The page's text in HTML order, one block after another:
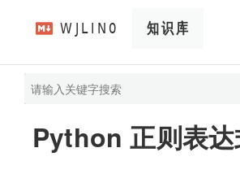
Python 正则表